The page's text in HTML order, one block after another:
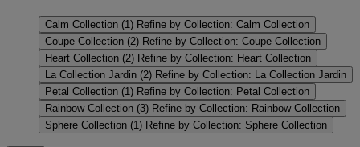
Calm Collection (1) Refine by Collection: Calm Collection
Coupe Collection (2) Refine by Collection: Coupe Collection
Heart Collection (2) Refine by Collection: Heart Collection
La Collection Jardin (2) Refine by Collection: La Collection Jardin
Petal Collection (1) Refine by Collection: Petal Collection
Rainbow Collection (3) Refine by Collection: Rainbow Collection
Sphere Collection (1) Refine by Collection: Sphere Collection